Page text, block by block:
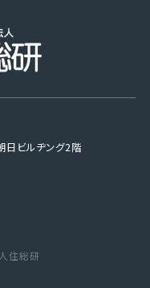
ビルヂング2階
住総研